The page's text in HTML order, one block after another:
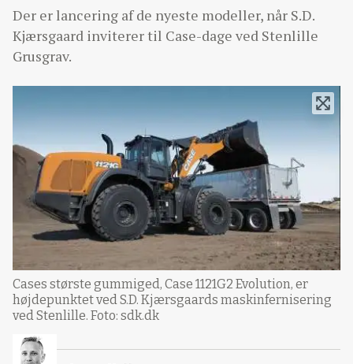
Der er lancering af de nyeste modeller, når S.D.
Kjærsgaard inviterer til Case-dage ved Stenlille
Grusgrav.
Cases største gummiged, Case 1121G2 Evolution, er
højdepunktet ved S.D. Kjærsgaards maskinfernisering
ved Stenlille. Foto: sdk.dk